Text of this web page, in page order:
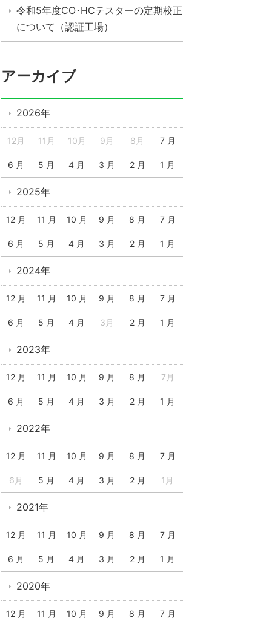
令和5年度CO･HCテスターの定期校正
について（認証工場）
アーカイブ
2026年
12月 11月 10月 9月 8月 7 月
6 月 5 月 4 月 3 月 2 月 1 月
2025年
12 月 11 月 10 月 9 月 8 月 7 月
6 月 5 月 4 月 3 月 2 月 1 月
2024年
12 月 11 月 10 月 9 月 8 月 7 月
6 月 5 月 4 月 3月 2 月 1 月
2023年
12 月 11 月 10 月 9 月 8 月 7月
6 月 5 月 4 月 3 月 2 月 1 月
2022年
12 月 11 月 10 月 9 月 8 月 7 月
6月 5 月 4 月 3 月 2 月 1月
2021年
12 月 11 月 10 月 9 月 8 月 7 月
6 月 5 月 4 月 3 月 2 月 1 月
2020年
12 月 11 月 10 月 9 月 8 月 7 月